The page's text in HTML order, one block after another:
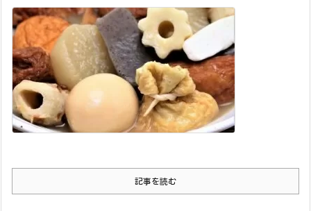
記事を読む